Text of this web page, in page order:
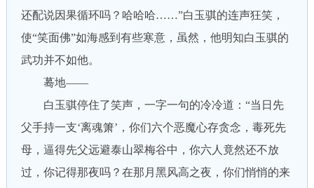
还配说因果循环吗？哈哈哈……”白玉骐的连声狂笑，
使“笑面佛”如海感到有些寒意，虽然，他明知白玉骐的
武功并不如他。
蓦地——
白玉骐停住了笑声，一字一句的冷冷道：“当日先
父手持一支‘离魂箫’，你们六个恶魔心存贪念，毒死先
母，逼得先父远避泰山翠梅谷中，你六人竟然还不放
过，你记得那夜吗？在那月黑风高之夜，你们悄悄的来